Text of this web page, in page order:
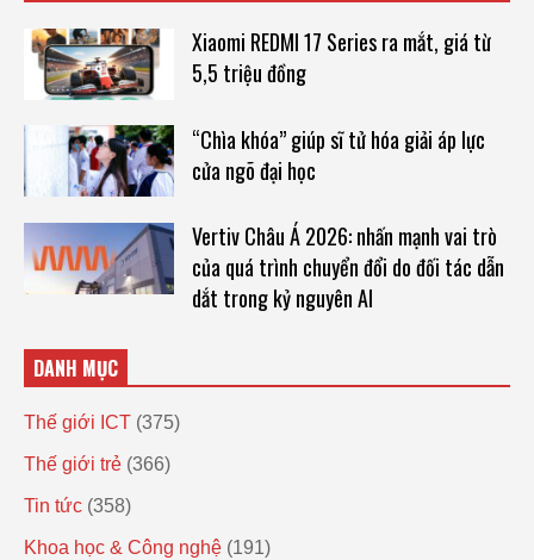
Xiaomi REDMI 17 Series ra mắt, giá từ
5,5 triệu đồng
“Chìa khóa” giúp sĩ tử hóa giải áp lực
cửa ngõ đại học
Vertiv Châu Á 2026: nhấn mạnh vai trò
của quá trình chuyển đổi do đối tác dẫn
dắt trong kỷ nguyên AI
DANH MỤC
Thế giới ICT (375)
Thế giới trẻ (366)
Tin tức (358)
Khoa học & Công nghệ (191)